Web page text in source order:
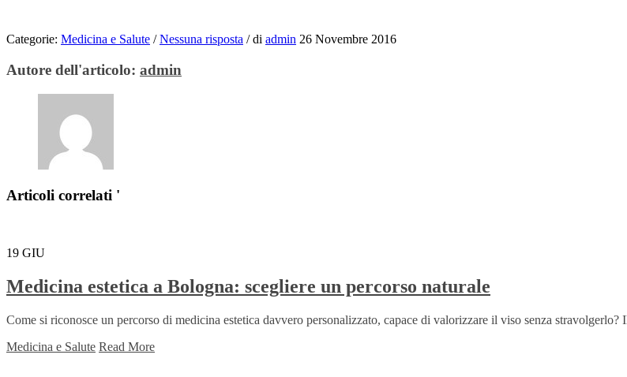
Categorie: Medicina e Salute / Nessuna risposta /di admin 26 Novembre 2016
Autore dell'articolo: admin
Articoli correlati '
19 GIU
Medicina estetica a Bologna: scegliere un percorso naturale
Come si riconosce un percorso di medicina estetica davvero personalizzato, capace di valorizzare il viso senza stravolgerlo?
Medicina e Salute Read More